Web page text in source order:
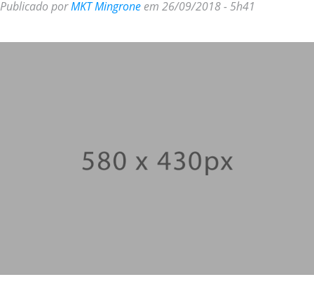
Publicado porMKT Mingrone em 26/09/2018 - 5h41